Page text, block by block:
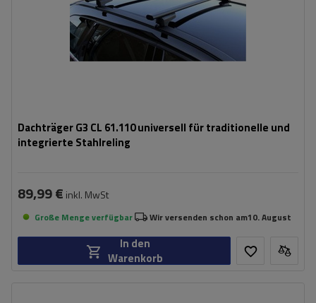
Dachträger G3 CL 61.110 universell für traditionelle und
integrierte Stahlreling
89,99 € inkl. MwSt
Große Menge verfügbar Wir versenden schon am10. August
In den
Warenkorb